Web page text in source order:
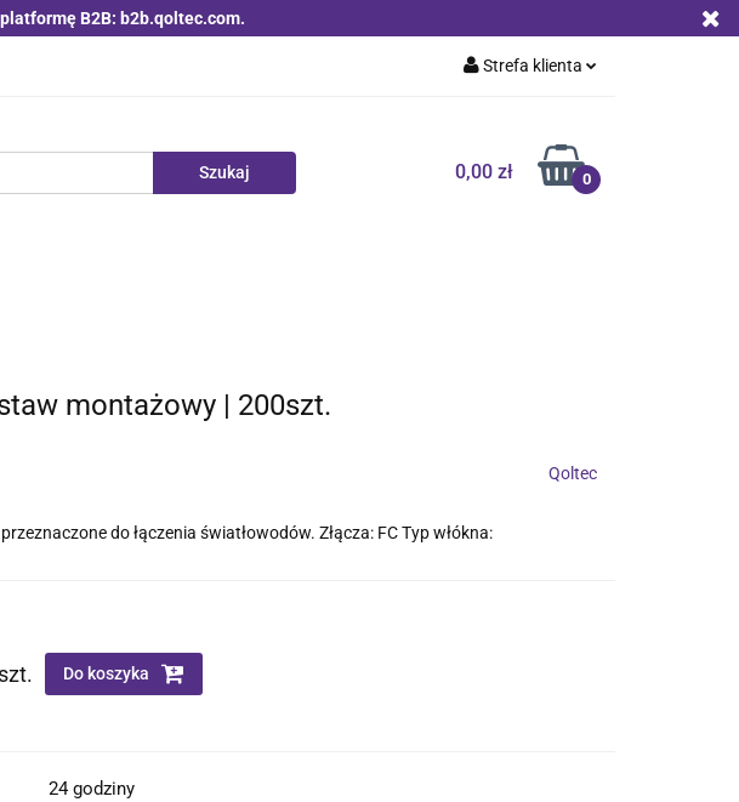
B2B: b2b.qoltec.com.
Strefa klienta
Zarejestruj się
0,00 zł 0
Anteny LTE 4G 5G
montażowy | 200szt.
Qoltec
do łączenia światłowodów. Złącza: FC Typ włókna:
szt. Do koszyka
24 godziny